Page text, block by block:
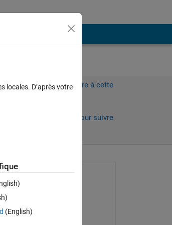
vous pour répondre à cette
Connectez-vous pour suivre
Maitha Ahmad
Avr 2021
locales. D’après votre
(English)